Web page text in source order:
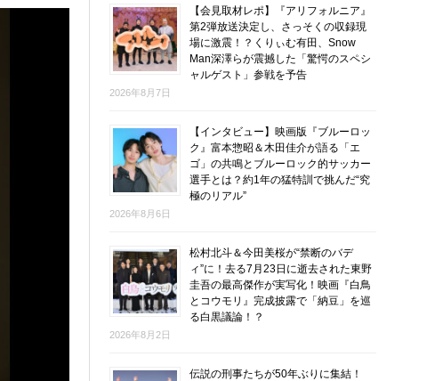
【会見取材レポ】『アリフォルニア』
第2弾放送決定し、さっそくの収録現
場に激震！？くりぃむ有田、Snow
Man深澤らが震撼した「驚愕のスペシ
ャルゲスト」参戦を予告
2026年8月7日
【インタビュー】映画版『ブルーロッ
ク』富本惣昭＆木田佳介が語る「エ
ゴ」の共鳴とブルーロック的サッカー
選手とは？約1年の猛特訓で挑んだ“究
極のリアル”
2026年8月6日
松村北斗＆今田美桜が“禁断のバデ
ィ”に！去る7月23日に逝去された東野
圭吾の最高傑作が実写化！映画『白鳥
とコウモリ』完成披露で「納豆」を巡
る白黒議論！？
2026年8月2日
伝説の刑事たちが50年ぶりに集結！